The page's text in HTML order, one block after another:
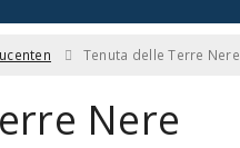
Tenuta delle Terre Nere
Nere